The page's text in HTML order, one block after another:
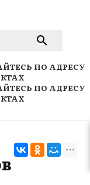
ПО АДРЕСУ
ПО АДРЕСУ